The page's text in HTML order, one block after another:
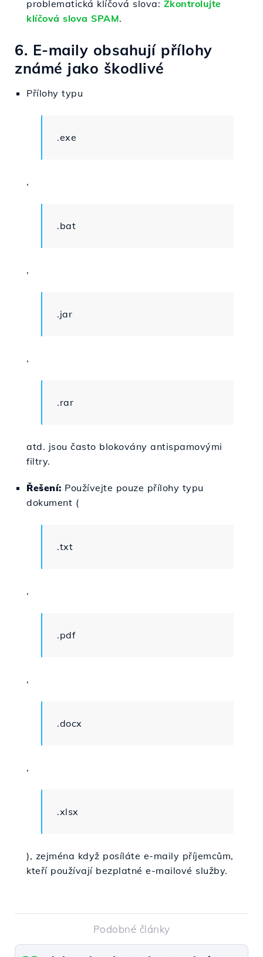
problematická klíčová slova: Zkontrolujte
klíčová slova SPAM.
6. E-maily obsahují přílohy
známé jako škodlivé
Přílohy typu
.exe
,
.bat
,
.jar
,
.rar
atd. jsou často blokovány antispamovými
filtry.
Řešení: Používejte pouze přílohy typu
dokument (
.txt
,
.pdf
,
.docx
,
.xlsx
), zejména když posíláte e-maily příjemcům,
kteří používají bezplatné e-mailové služby.
Podobné články